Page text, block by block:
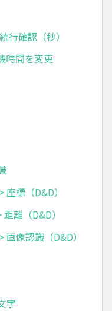
行確認（秒）
時間を変更
標（D&D）
離（D&D）
像認識（D&D）
字